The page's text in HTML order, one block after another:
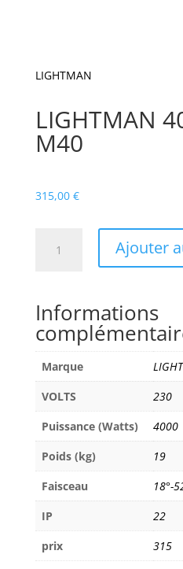
LIGHTMAN
LIGHTMAN
M40
315,00 €
HMI
M40
Ajouter
Informations
Marque
VOLTS
230
Puissance (Watts)
4000
Poids (kg)
19
Faisceau
18°-
IP
22
prix
315